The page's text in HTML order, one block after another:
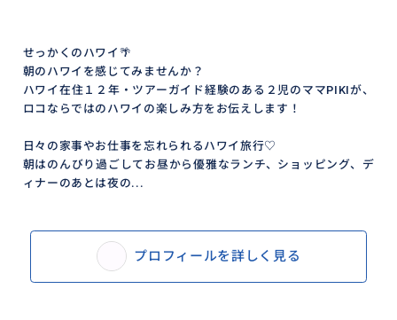
せっかくのハワイ🌴
朝のハワイを感じてみませんか？
ハワイ在住１２年・ツアーガイド経験のある２児のママPIKIが、
ロコならではのハワイの楽しみ方をお伝えします！
日々の家事やお仕事を忘れられるハワイ旅行♡
朝はのんびり過ごしてお昼から優雅なランチ、ショッピング、デ
ィナーのあとは夜の...
プロフィールを詳しく見る